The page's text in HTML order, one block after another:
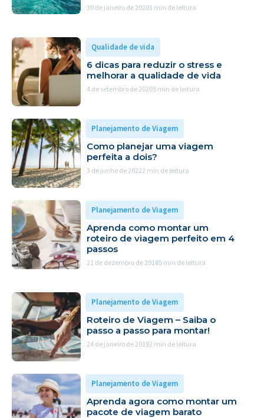
30 de janeiro de 20203 min de leitura
Qualidade de vida
6 dicas para reduzir o stress e
melhorar a qualidade de vida
4 de setembro de 20205 min de leitura
Planejamento de Viagem
Como planejar uma viagem
perfeita a dois?
3 de junho de 20222 min de leitura
Planejamento de Viagem
Aprenda como montar um
roteiro de viagem perfeito em 4
passos
21 de dezembro de 20185 min de leitura
Planejamento de Viagem
Roteiro de Viagem – Saiba o
passo a passo para montar!
24 de janeiro de 20192 min de leitura
Planejamento de Viagem
Aprenda agora como montar um
pacote de viagem barato